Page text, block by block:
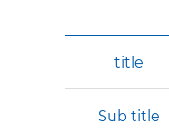
Sub title